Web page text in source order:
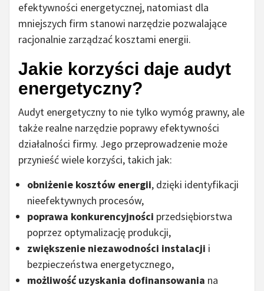
efektywności energetycznej, natomiast dla
mniejszych firm stanowi narzędzie pozwalające
racjonalnie zarządzać kosztami energii.
Jakie korzyści daje audyt
energetyczny?
Audyt energetyczny to nie tylko wymóg prawny, ale
także realne narzędzie poprawy efektywności
działalności firmy. Jego przeprowadzenie może
przynieść wiele korzyści, takich jak:
obniżenie kosztów energii, dzięki identyfikacji
nieefektywnych procesów,
poprawa konkurencyjności przedsiębiorstwa
poprzez optymalizację produkcji,
zwiększenie niezawodności instalacji i
bezpieczeństwa energetycznego,
możliwość uzyskania dofinansowania na